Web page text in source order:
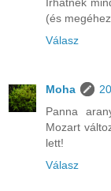
(és
Válasz
Moha
Panna
Mozart
lett!
Válasz